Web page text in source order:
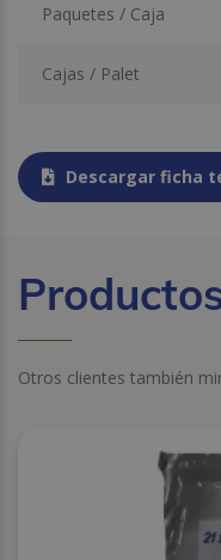
Paquetes / Caja
Cajas / Palet
Descargar ficha
Otros clientes también